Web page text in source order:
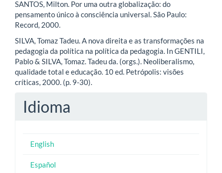
SANTOS, Milton. Por uma outra globalização: do
pensamento único à consciência universal. São Paulo:
Record, 2000.
SILVA, Tomaz Tadeu. A nova direita e as transformações na
pedagogia da política na política da pedagogia. In GENTILI,
Pablo & SILVA, Tomaz. Tadeu da. (orgs.). Neoliberalismo,
qualidade total e educação. 10 ed. Petrópolis: visões
críticas, 2000. (p. 9-30).
Idioma
English
Español